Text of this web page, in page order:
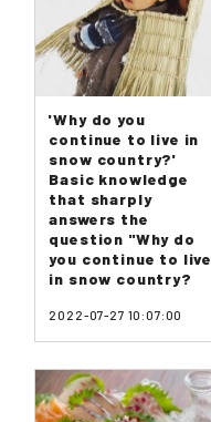
'Why do you
continue to live in
snow country?'
Basic knowledge
that sharply
answers the
question "Why do
you continue to live
in snow country?
2022-07-27 10:07:00